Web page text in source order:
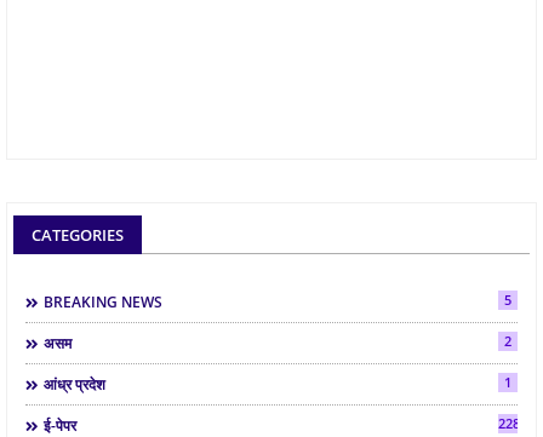
CATEGORIES
BREAKING NEWS 5
असम 2
आंध्र प्रदेश 1
ई-पेपर 2286